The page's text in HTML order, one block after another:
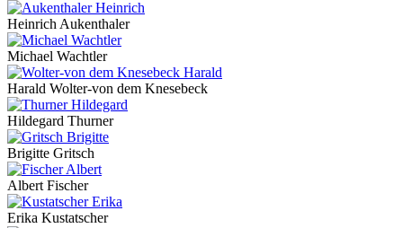
Heinrich Aukenthaler
Michael Wachtler
Harald Wolter-von dem Knesebeck
Hildegard Thurner
Brigitte Gritsch
Albert Fischer
Erika Kustatscher